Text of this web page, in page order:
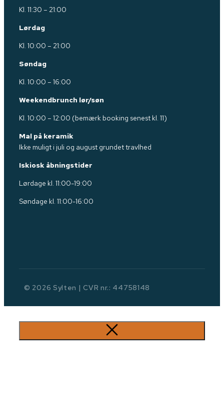
Kl. 11:30 – 21:00
Lørdag
Kl. 10:00 – 21:00
Søndag
Kl. 10:00 – 16:00
Weekendbrunch lør/søn
Kl. 10:00 – 12:00 (bemærk booking senest kl. 11)
Mal på keramik
Ikke muligt i juli og august grundet travlhed
Iskiosk åbningstider
Lørdage kl. 11:00-19:00
Søndage kl. 11:00-16:00
© 2026 Sylten | CVR nr.: 44758148